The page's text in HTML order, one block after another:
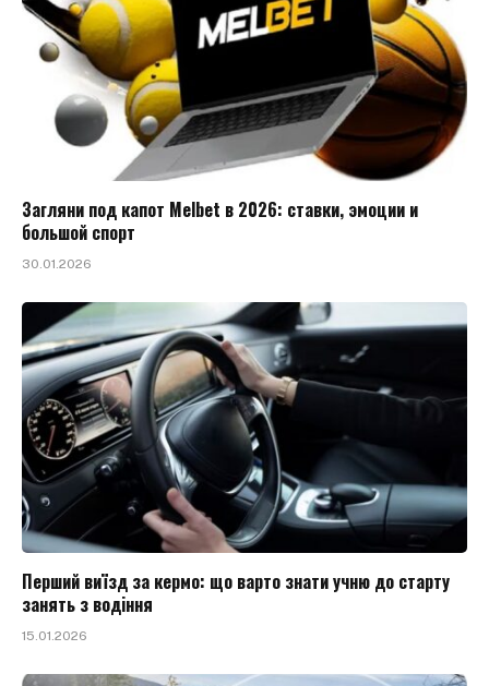
Загляни под капот Melbet в 2026: ставки, эмоции и
большой спорт
30.01.2026
Перший виїзд за кермо: що варто знати учню до старту
занять з водіння
15.01.2026